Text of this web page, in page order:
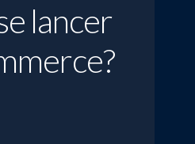
lancer